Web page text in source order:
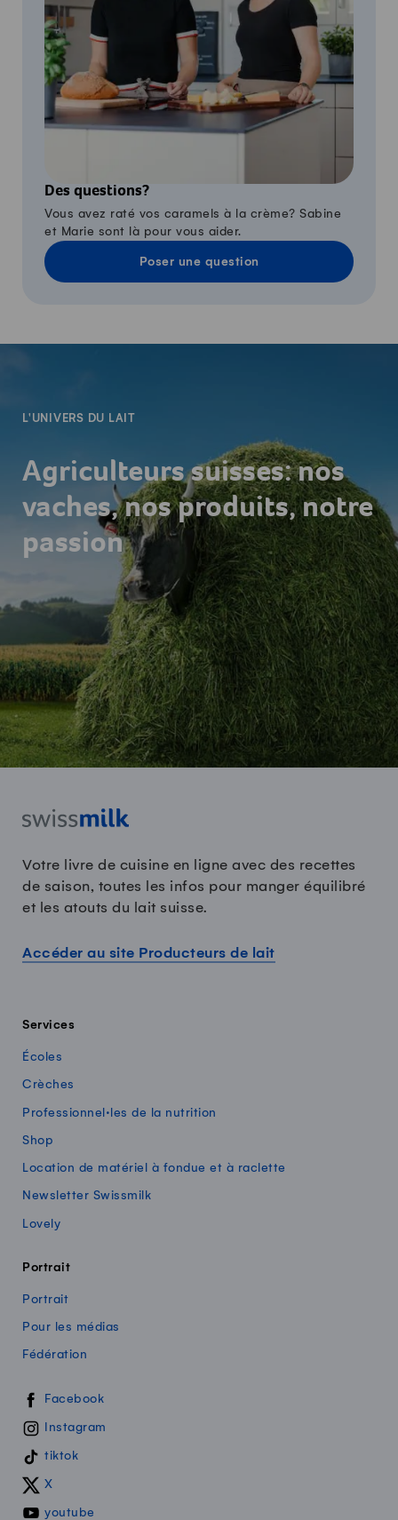
Des questions?
Vous avez raté vos caramels à la crème? Sabine
et Marie sont là pour vous aider.
Poser une question
L'UNIVERS DU LAIT
Agriculteurs suisses: nos
vaches, nos produits, notre
passion
Votre livre de cuisine en ligne avec des recettes
de saison, toutes les infos pour manger équilibré
et les atouts du lait suisse.
Accéder au site Producteurs de lait
Services
Écoles
Crèches
Professionnel·les de la nutrition
Shop
Location de matériel à fondue et à raclette
Newsletter Swissmilk
Lovely
Portrait
Portrait
Pour les médias
Fédération
Swissmilk sur les réseaux sociaux
Facebook
Instagram
tiktok
X
youtube